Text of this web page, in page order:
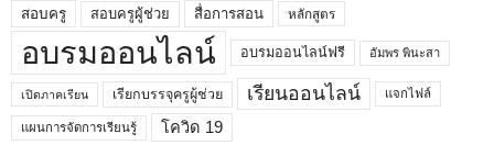
สอบครู สอบครูผู้ช่วย สื่อการสอน หลักสูตร
อบรมออนไลน์ อบรมออนไลน์ฟรี อัมพร พินะสา
เปิดภาคเรียน เรียกบรรจุครูผู้ช่วย เรียนออนไลน์ แจกไฟล์
แผนการจัดการเรียนรู้ โควิด 19